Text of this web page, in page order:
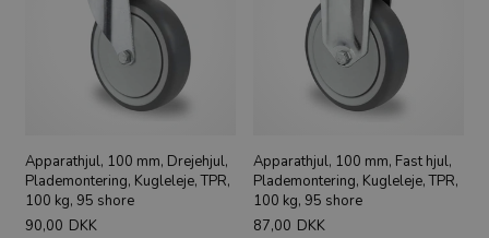
Apparathjul, 100 mm, Drejehjul,
Plademontering, Kugleleje, TPR,
100 kg, 95 shore
90,00 DKK
Apparathjul, 100 mm, Fast hjul,
Plademontering, Kugleleje, TPR,
100 kg, 95 shore
87,00 DKK